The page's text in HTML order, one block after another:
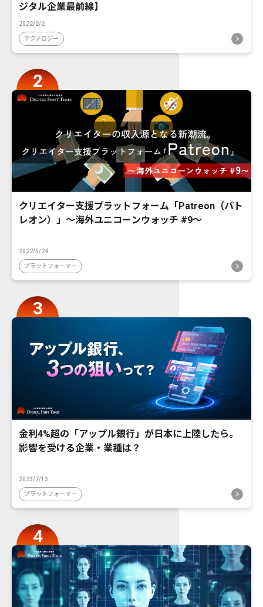
ジタル企業最前線】
2022/2/2
テクノロジー
クリエイター支援プラットフォーム「Patreon（パト
レオン）」〜海外ユニコーンウォッチ #9〜
2022/5/24
プラットフォーマー
金利4%超の「アップル銀行」が日本に上陸したら。
影響を受ける企業・業種は？
2023/7/13
プラットフォーマー